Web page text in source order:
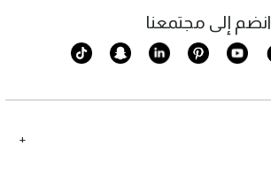
انضم إلى مجتمعنا